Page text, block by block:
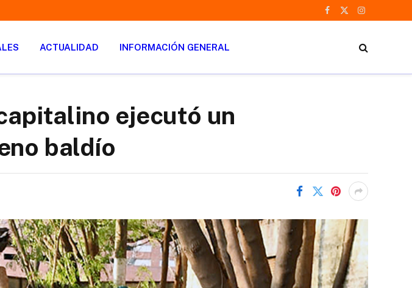
Facebook
X
Instagram
ACTUALIDAD INFORMACIÓN GENERAL
ejecutó un
baldío